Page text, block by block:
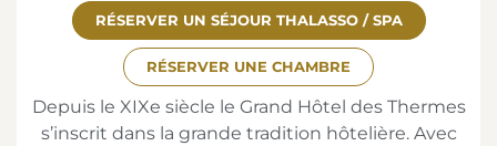
RÉSERVER UN SÉJOUR THALASSO / SPA
RÉSERVER UNE CHAMBRE
Depuis le XIXe siècle le Grand Hôtel des Thermes
s’inscrit dans la grande tradition hôtelière. Avec